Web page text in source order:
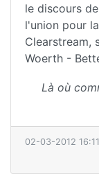
le discours
l'union pour
Clearstream,
Woerth -
Là où
02-03-2012 16:11